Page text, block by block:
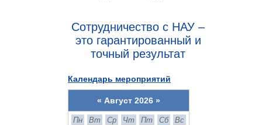
Сотрудничество с НАУ –
это гарантированный и
точный результат
Календарь мероприятий
« Август 2026 »
Пн Вт Ср Чт Пт Сб
Вс